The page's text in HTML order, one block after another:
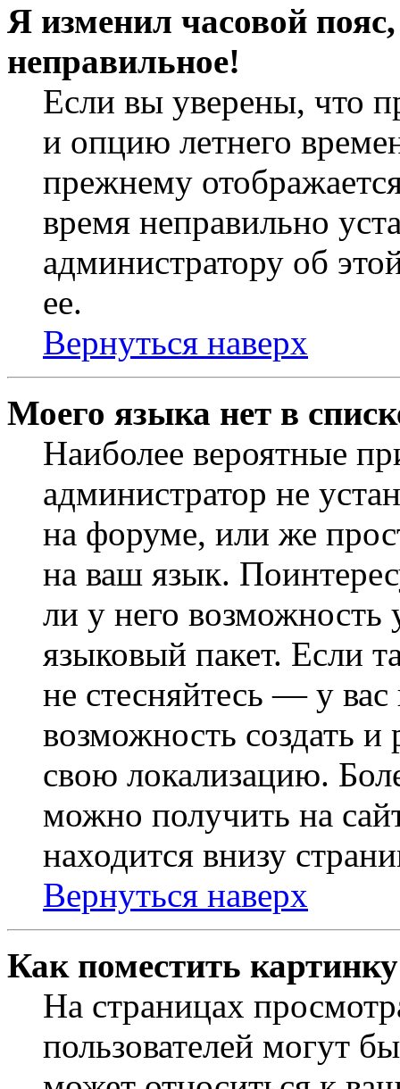
Я изменил часовой
неправильное!
Если вы уверены, что
и опцию летнего
прежнему
время неправильно
администратору об
ее.
Вернуться наверх
Моего языка нет в
Наиболее вероятные
администратор не
на форуме, или же
на ваш язык.
ли у него
языковый пакет. Если
не стесняйтесь — у вас
возможность создать
свою локализацию.
можно получить на
находится внизу
Вернуться наверх
Как поместить
На страницах
пользователей могут